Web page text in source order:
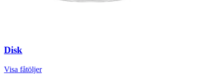
Disk
Visa fåtöljer